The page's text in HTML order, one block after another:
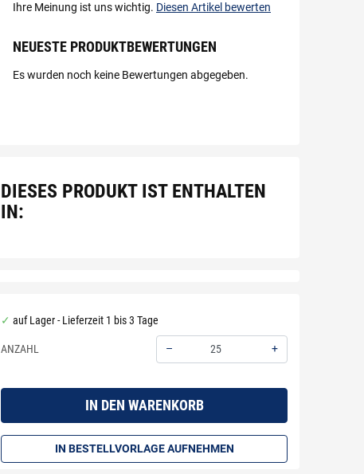
Ihre Meinung ist uns wichtig. Diesen Artikel bewerten
NEUESTE PRODUKTBEWERTUNGEN
Es wurden noch keine Bewertungen abgegeben.
DIESES PRODUKT IST ENTHALTEN
IN:
auf Lager - Lieferzeit 1 bis 3 Tage
ANZAHL –
+
IN DEN WARENKORB
IN BESTELLVORLAGE AUFNEHMEN